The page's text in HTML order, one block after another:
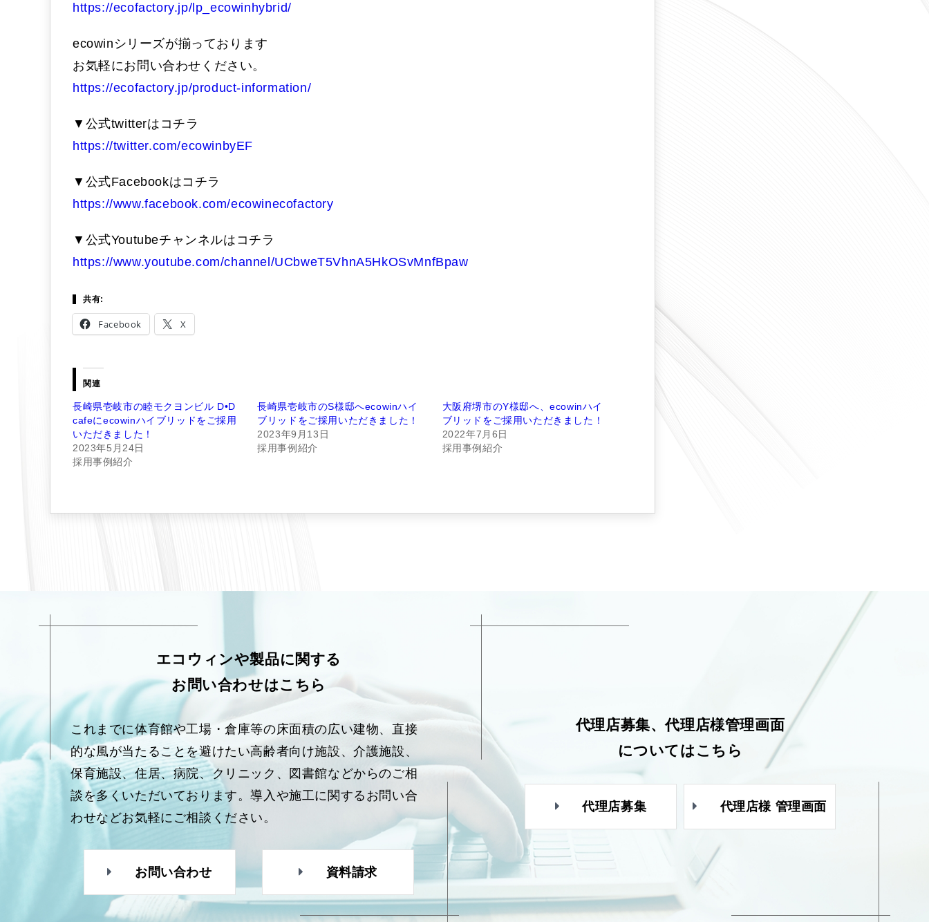
https://ecofactory.jp/lp_ecowinhybrid/
ecowinシリーズが揃っております
お気軽にお問い合わせください。
https://ecofactory.jp/product-information/
▼公式twitterはコチラ
https://twitter.com/ecowinbyEF
▼公式Facebookはコチラ
https://www.facebook.com/ecowinecofactory
▼公式Youtubeチャンネルはコチラ
https://www.youtube.com/channel/UCbweT5VhnA5HkOSvMnfBpaw
共有:
Facebook X
関連
長崎県壱岐市の睦モクヨンビル D•D
cafeにecowinハイブリッドをご採用
いただきました！
2023年5月24日
採用事例紹介
長崎県壱岐市のS様邸へecowinハイ
ブリッドをご採用いただきました！
2023年9月13日
採用事例紹介
大阪府堺市のY様邸へ、ecowinハイ
ブリッドをご採用いただきました！
2022年7月6日
採用事例紹介
エコウィンや製品に関する
お問い合わせはこちら
これまでに体育館や工場・倉庫等の床面積の広い建物、直接
的な風が当たることを避けたい高齢者向け施設、介護施設、
保育施設、住居、病院、クリニック、図書館などからのご相
談を多くいただいております。導入や施工に関するお問い合
わせなどお気軽にご相談ください。
お問い合わせ 資料請求
代理店募集、代理店様管理画面
についてはこちら
代理店募集 代理店様 管理画面